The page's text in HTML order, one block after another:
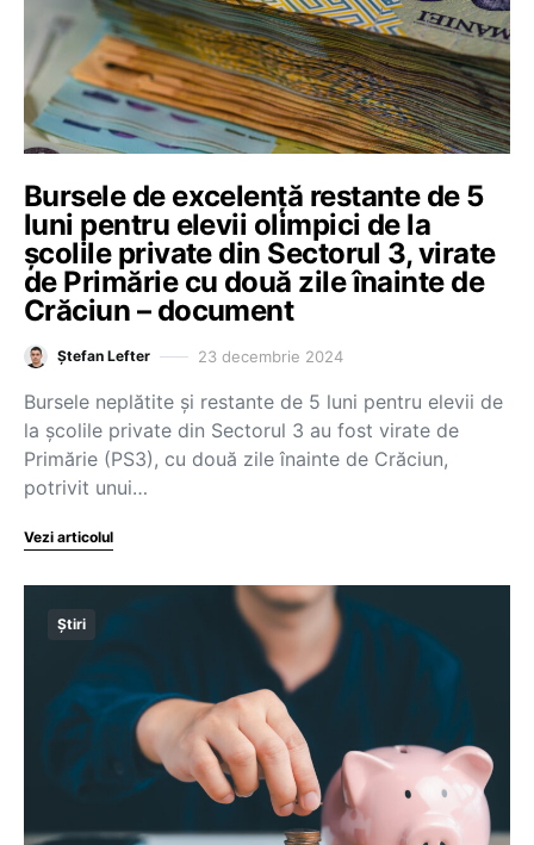
Bursele de excelență restante de 5
luni pentru elevii olimpici de la
școlile private din Sectorul 3, virate
de Primărie cu două zile înainte de
Crăciun – document
Ștefan Lefter 23 decembrie 2024
Bursele neplătite și restante de 5 luni pentru elevii de
la școlile private din Sectorul 3 au fost virate de
Primărie (PS3), cu două zile înainte de Crăciun,
potrivit unui…
Vezi articolul
Știri